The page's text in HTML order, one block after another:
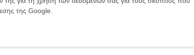
της Google.
να ακουστούν κάποια
διακινδυνεύσουμε μια
ξεκινήσουν τα γυρίσματα,
το βιβλίο...
Werckmeister Harmonies